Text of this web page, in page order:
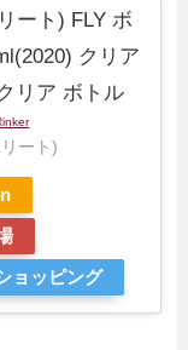
ート) FLY ボ
クリア
リア ボトル
ート)
ョッピング